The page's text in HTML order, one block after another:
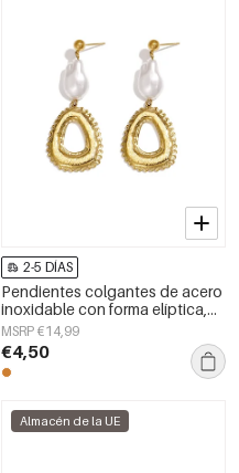
2-5 DÍAS
Pendientes colgantes de acero
inoxidable con forma elíptica,
estilo casual y sencillo, de la
serie de joyería para mujer.
MSRP €14,99
€4,50
Almacén de la UE